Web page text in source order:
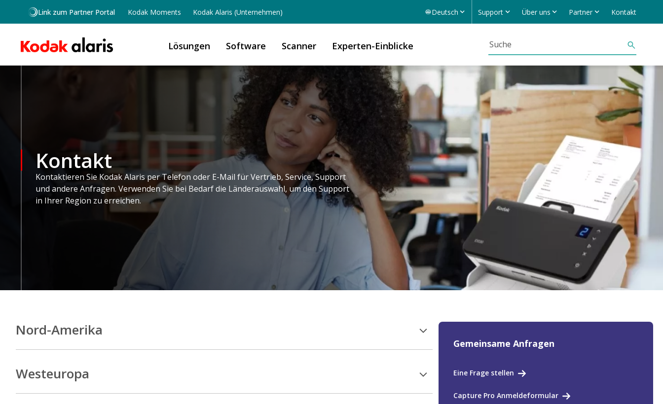
Skip to main content
Link zum Partner Portal Kodak Moments Kodak Alaris (Unternehmen) Deutsch Support Über uns Partner Kontakt
Lösungen Software Scanner Experten-Einblicke
Kontakt
Kontaktieren Sie Kodak Alaris per Telefon oder E-Mail für Vertrieb, Service, Support
und andere Anfragen. Verwenden Sie bei Bedarf die Länderauswahl, um den Support
in Ihrer Region zu erreichen.
Nord-Amerika
Westeuropa
Gemeinsame Anfragen
Eine Frage stellen
Capture Pro Anmeldeformular